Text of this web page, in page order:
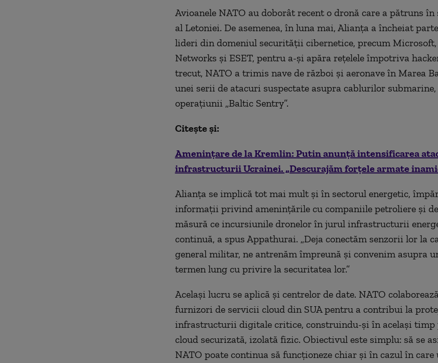
Avioanele NATO au doborât recent o dronă care a pătruns
al Letoniei. De asemenea, în luna mai, Alianța a încheiat
lideri din domeniul securității cibernetice, precum Microsoft,
Networks și ESET, pentru a-și apăra rețelele împotriva
trecut, NATO a trimis nave de război și aeronave în Marea
unei serii de atacuri suspectate asupra cablurilor
operațiunii „Baltic Sentry”.
Citește și:
Amenințare de la Kremlin: Putin anunță intensificarea
infrastructurii Ucrainei. „Descurajăm forțele armate
Alianța se implică tot mai mult și în sectorul energetic,
informații privind amenințările cu companiile petroliere și de
măsură ce incursiunile dronelor în jurul infrastructurii
continuă, a spus Appathurai. „Deja conectăm senzorii lor la
general militar, ne antrenăm împreună și convenim asupra
termen lung cu privire la securitatea lor.”
Același lucru se aplică și centrelor de date. NATO
furnizori de servicii cloud din SUA pentru a contribui la
infrastructurii digitale critice, construindu-și în același timp
cloud securizată, izolată fizic. Obiectivul este simplu: să se
NATO poate continua să funcționeze chiar și în cazul în care